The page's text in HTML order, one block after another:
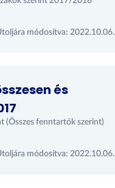
módosítva: 2022.10.06.
és
(Összes fenntartók szerint)
módosítva: 2022.10.06.